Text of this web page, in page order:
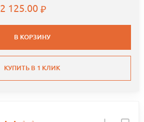
2 125.00
В КОРЗИНУ
КУПИТЬ В 1 КЛИК